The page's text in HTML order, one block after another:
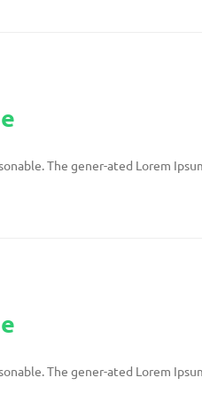
The gener-ated Lorem
The gener-ated Lorem